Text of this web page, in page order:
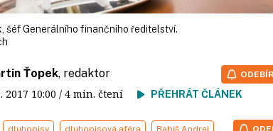
šéf Generálního finančního ředitelství.
Ťopek, redaktor
2017 10:00 / 4 min. čtení PŘEHRÁT ČLÁNEK
dluhopisy dluhopisová aféra Babiš Andrej